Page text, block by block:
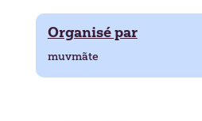
Organisé par
muvmãte